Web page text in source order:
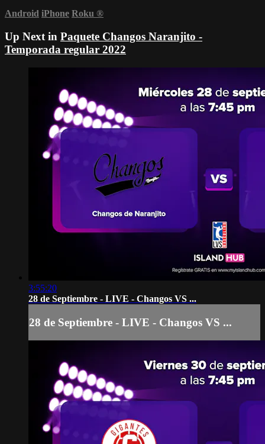
Android iPhone Roku ®
Up Next in Paquete Changos Naranjito -
Temporada regular 2022
3:55:20
28 de Septiembre - LIVE - Changos VS ...
28 de Septiembre - LIVE - Changos VS ...